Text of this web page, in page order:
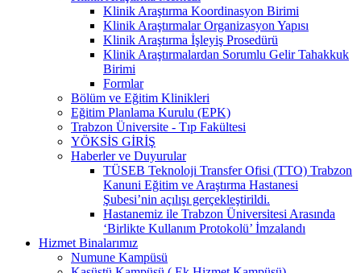
Klinik Araştırma Koordinasyon Birimi
Klinik Araştırmalar Organizasyon Yapısı
Klinik Araştırma İşleyiş Prosedürü
Klinik Araştırmalardan Sorumlu Gelir Tahakkuk
Birimi
Formlar
Bölüm ve Eğitim Klinikleri
Eğitim Planlama Kurulu (EPK)
Trabzon Üniversite - Tıp Fakültesi
YÖKSİS GİRİŞ
Haberler ve Duyurular
TÜSEB Teknoloji Transfer Ofisi (TTO) Trabzon
Kanuni Eğitim ve Araştırma Hastanesi
Şubesi’nin açılışı gerçekleştirildi.
Hastanemiz ile Trabzon Üniversitesi Arasında
‘Birlikte Kullanım Protokolü’ İmzalandı
Hizmet Binalarımız
Numune Kampüsü